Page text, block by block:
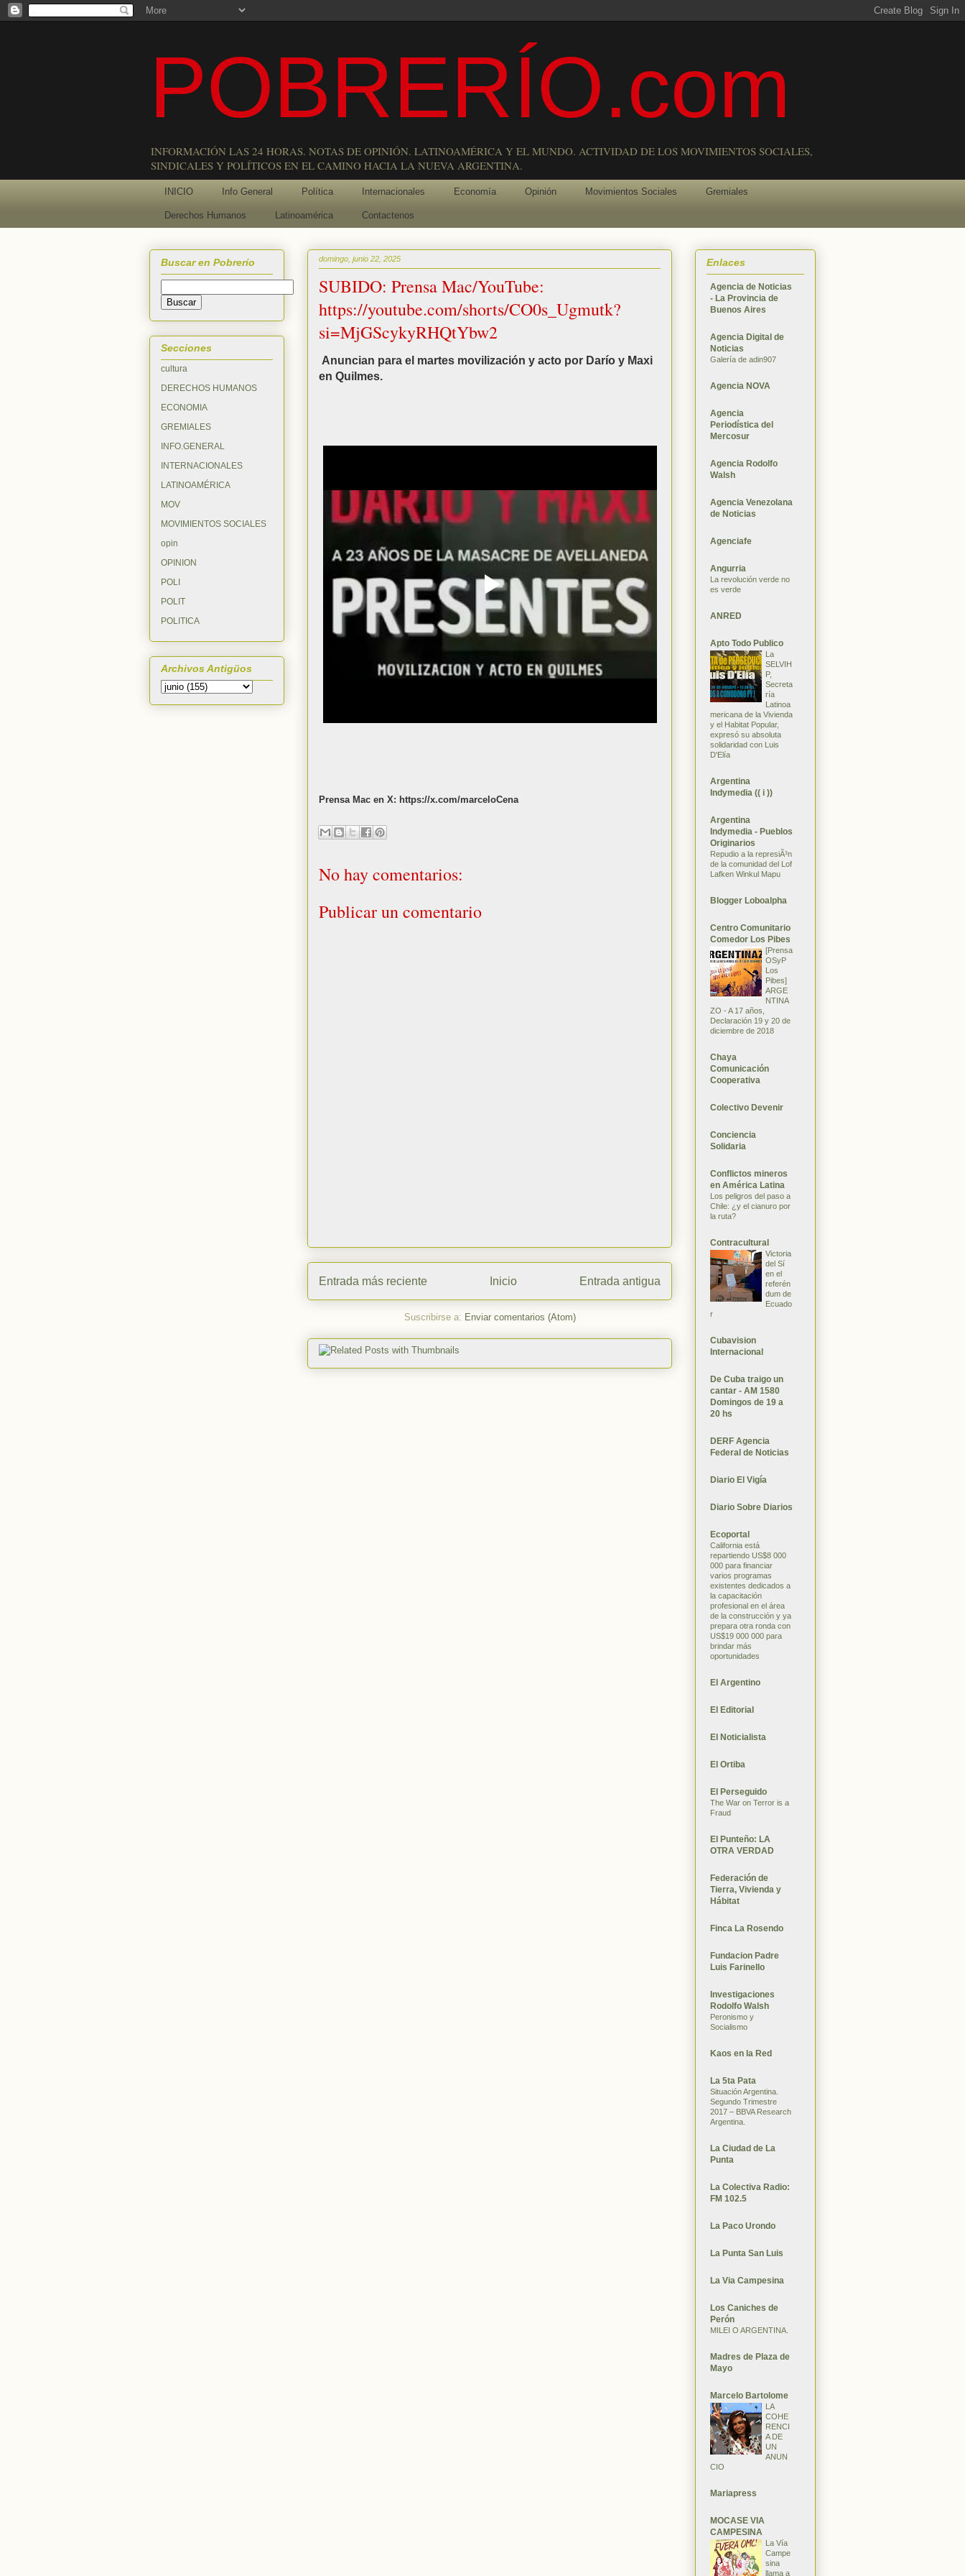
POBRERÍO.com
INFORMACIÓN LAS 24 HORAS. NOTAS DE OPINIÓN. LATINOAMÉRICA Y EL MUNDO. ACTIVIDAD DE LOS MOVIMIENTOS SOCIALES,
SINDICALES Y POLÍTICOS EN EL CAMINO HACIA LA NUEVA ARGENTINA.
INICIO Info General Política Internacionales Economía Opinión Movimientos Sociales Gremiales
Derechos Humanos Latinoamérica Contactenos
domingo, junio 22, 2025
SUBIDO: Prensa Mac/YouTube:
https://youtube.com/shorts/CO0s_Ugmutk?
si=MjGScykyRHQtYbw2
Anuncian para el martes movilización y acto por Darío y Maxi
en Quilmes.
Prensa Mac en X: https://x.com/marceloCena
No hay comentarios:
Publicar un comentario
Entrada más reciente Entrada antigua
Inicio
Suscribirse a: Enviar comentarios (Atom)
Buscar en Pobrerío
Secciones
cultura
DERECHOS HUMANOS
ECONOMIA
GREMIALES
INFO.GENERAL
INTERNACIONALES
LATINOAMÉRICA
MOV
MOVIMIENTOS SOCIALES
opin
OPINION
POLI
POLIT
POLITICA
Archivos Antigüos
Enlaces
Agencia de Noticias
- La Provincia de
Buenos Aires
Agencia Digital de
Noticias
Galería de adin907
Agencia NOVA
Agencia
Periodística del
Mercosur
Agencia Rodolfo
Walsh
Agencia Venezolana
de Noticias
Agenciafe
Angurria
La revolución verde no
es verde
ANRED
Apto Todo Publico
La
SELVIH
P,
Secreta
ría
Latinoa
mericana de la Vivienda
y el Habitat Popular,
expresó su absoluta
solidaridad con Luis
D'Elía
Argentina
Indymedia (( i ))
Argentina
Indymedia - Pueblos
Originarios
Repudio a la represiÃ³n
de la comunidad del Lof
Lafken Winkul Mapu
Blogger Loboalpha
Centro Comunitario
Comedor Los Pibes
[Prensa
OSyP
Los
Pibes]
ARGE
NTINA
ZO - A 17 años,
Declaración 19 y 20 de
diciembre de 2018
Chaya
Comunicación
Cooperativa
Colectivo Devenir
Conciencia
Solidaria
Conflictos mineros
en América Latina
Los peligros del paso a
Chile: ¿y el cianuro por
la ruta?
Contracultural
Victoria
del Sí
en el
referén
dum de
Ecuado
r
Cubavision
Internacional
De Cuba traigo un
cantar - AM 1580
Domingos de 19 a
20 hs
DERF Agencia
Federal de Noticias
Diario El Vigía
Diario Sobre Diarios
Ecoportal
California está
repartiendo US$8 000
000 para financiar
varios programas
existentes dedicados a
la capacitación
profesional en el área
de la construcción y ya
prepara otra ronda con
US$19 000 000 para
brindar más
oportunidades
El Argentino
El Editorial
El Noticialista
El Ortiba
El Perseguido
The War on Terror is a
Fraud
El Punteño: LA
OTRA VERDAD
Federación de
Tierra, Vivienda y
Hábitat
Finca La Rosendo
Fundacion Padre
Luis Farinello
Investigaciones
Rodolfo Walsh
Peronismo y
Socialismo
Kaos en la Red
La 5ta Pata
Situación Argentina.
Segundo Trimestre
2017 – BBVA Research
Argentina.
La Ciudad de La
Punta
La Colectiva Radio:
FM 102.5
La Paco Urondo
La Punta San Luis
La Via Campesina
Los Caniches de
Perón
MILEI O ARGENTINA.
Madres de Plaza de
Mayo
Marcelo Bartolome
LA
COHE
RENCI
A DE
UN
ANUN
CIO
Mariapress
MOCASE VIA
CAMPESINA
La Vía
Campe
sina
llama a